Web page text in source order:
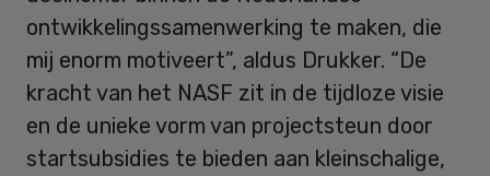
ontwikkelingssamenwerking te maken, die
mij enorm motiveert”, aldus Drukker. “De
kracht van het NASF zit in de tijdloze visie
en de unieke vorm van projectsteun door
startsubsidies te bieden aan kleinschalige,